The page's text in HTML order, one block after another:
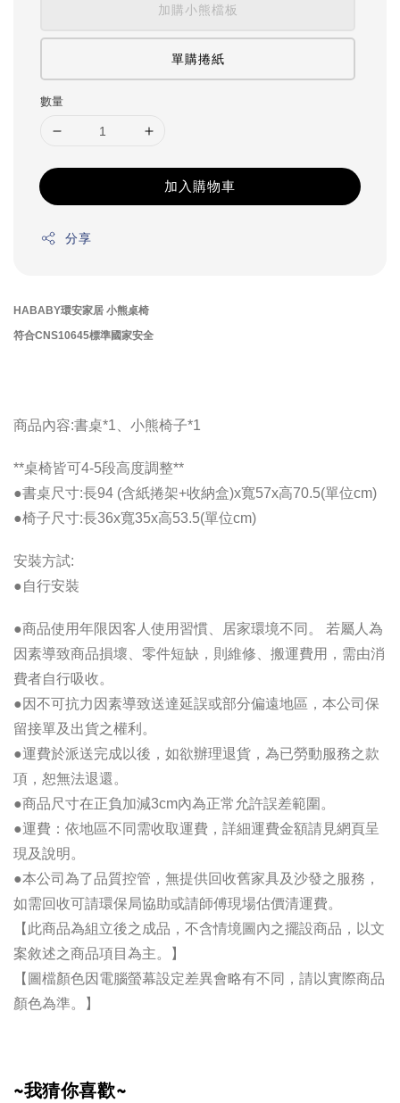
加購小熊檔板
單購捲紙
數量
加入購物車
分享
HABABY環安家居 小熊桌椅
符合CNS10645標準國家安全
商品內容:書桌*1、小熊椅子*1
**桌椅皆可4-5段高度調整**
●書桌尺寸:長94 (含紙捲架+收納盒)x寬57x高70.5(單位cm)
●椅子尺寸:長36x寬35x高53.5(單位cm)
安裝方試:
●自行安裝
●商品使用年限因客人使用習慣、居家環境不同。 若屬人為
因素導致商品損壞、零件短缺，則維修、搬運費用，需由消
費者自行吸收。
●因不可抗力因素導致送達延誤或部分偏遠地區，本公司保
留接單及出貨之權利。
●運費於派送完成以後，如欲辦理退貨，為已勞動服務之款
項，恕無法退還。
●商品尺寸在正負加減3cm內為正常允許誤差範圍。
●運費：依地區不同需收取運費，詳細運費金額請見網頁呈
現及說明。
●本公司為了品質控管，無提供回收舊家具及沙發之服務，
如需回收可請環保局協助或請師傅現場估價清運費。
【此商品為組立後之成品，不含情境圖內之擺設商品，以文
案敘述之商品項目為主。】
【圖檔顏色因電腦螢幕設定差異會略有不同，請以實際商品
顏色為準。】
~我猜你喜歡~